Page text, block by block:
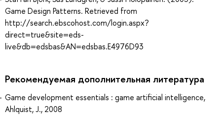
Game Design Patterns. Retrieved from
http://search.ebscohost.com/login.aspx?
direct=true&site=eds-
live&db=edsbas&AN=edsbas.E4976D93
Рекомендуемая дополнительная литература
Game development essentials : game artificial intelligence,
Ahlquist, J., 2008